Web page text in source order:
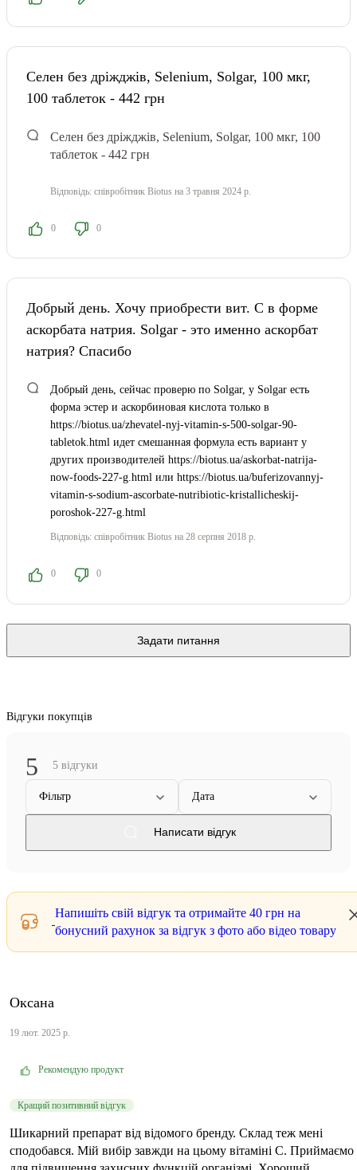
Селен без дріжджів, Selenium, Solgar, 100 мкг,
100 таблеток - 442 грн
Селен без дріжджів, Selenium, Solgar, 100 мкг, 100
таблеток - 442 грн
Відповідь: співробітник Biotus на 3 травня 2024 р.
0 0
Добрый день. Хочу приобрести вит. С в форме
аскорбата натрия. Solgar - это именно аскорбат
натрия? Спасибо
Добрый день, сейчас проверю по Solgar, у Solgar есть
форма эстер и аскорбиновая кислота только в
https://biotus.ua/zhevatel-nyj-vitamin-s-500-solgar-90-
tabletok.html идет смешанная формула есть вариант у
других производителей https://biotus.ua/askorbat-natrija-
now-foods-227-g.html или https://biotus.ua/buferizovannyj-
vitamin-s-sodium-ascorbate-nutribiotic-kristallicheskij-
poroshok-227-g.html
Відповідь: співробітник Biotus на 28 серпня 2018 р.
0 0
Задати питання
Відгуки покупців
5 5 відгуки
Фільтр Дата
Написати відгук
Напишіть свій відгук та отримайте 40 грн на
бонусний рахунок за відгук з фото або відео товару
Оксана
19 лют. 2025 р.
Рекомендую продукт
Кращий позитивний відгук
Шикарний препарат від відомого бренду. Склад теж мені
сподобався. Мій вибір завжди на цьому вітаміні С. Приймаємо